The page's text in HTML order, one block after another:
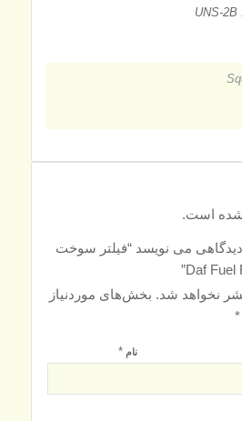
است.
می نویسد “فیلتر سوخت
نخواهد شد. بخش‌های موردنیاز
*
نام *